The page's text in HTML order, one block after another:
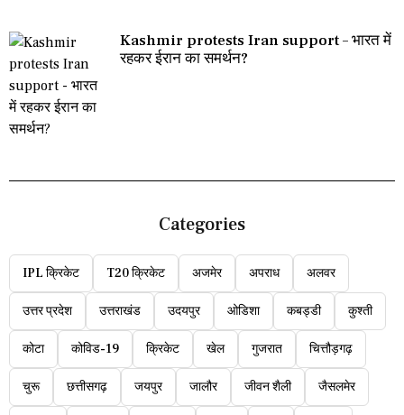
Kashmir protests Iran support – भारत में
रहकर ईरान का समर्थन?
Categories
IPL क्रिकेट T20 क्रिकेट अजमेर अपराध अलवर
उत्तर प्रदेश उत्तराखंड उदयपुर ओडिशा कबड्डी कुश्ती
कोटा कोविड-19 क्रिकेट खेल गुजरात चित्तौड़गढ़
चुरू छत्तीसगढ़ जयपुर जालौर जीवन शैली जैसलमेर